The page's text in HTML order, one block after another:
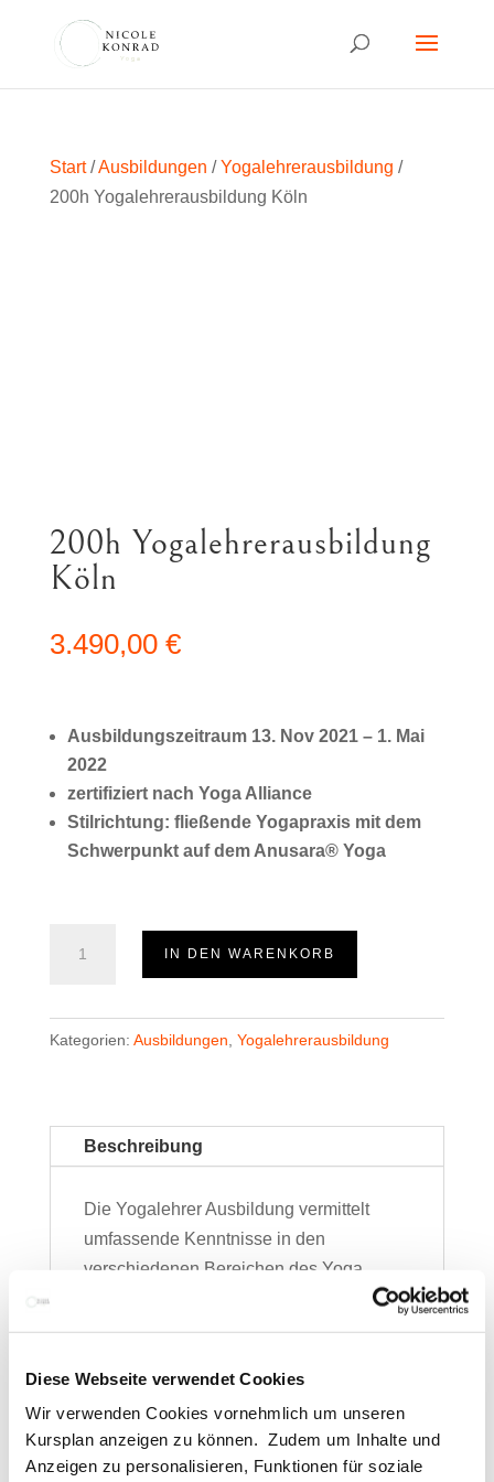
Diese Webseite verwendet Cookies
Wir verwenden Cookies vornehmlich um unseren
Kursplan anzeigen zu können. Zudem um Inhalte und
Anzeigen zu personalisieren, Funktionen für soziale
Start/Ausbildungen /Yogalehrerausbildung /
200h Yogalehrerausbildung Köln
200h Yogalehrerausbildung
Köln
3.490,00 €
Ausbildungszeitraum 13. Nov 2021 – 1. Mai
2022
zertifiziert nach Yoga Alliance
Stilrichtung: fließende Yogapraxis mit dem
Schwerpunkt auf dem Anusara® Yoga
IN DEN WARENKORB
Kategorien: Ausbildungen Yogalehrerausbildung
Beschreibung
Die Yogalehrer Ausbildung vermittelt
umfassende Kenntnisse in den
verschiedenen Bereichen des Yoga.
eine solide Basis für die Tätigkeit
als Yogalehrer zu schaffen. Die
Ausbildung wird dich unterstützen,
deinen persönlichen Weg des